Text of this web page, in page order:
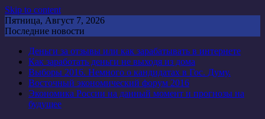
Skip to content
Пятница, Август 7, 2026
Последние новости
Деньги за отзывы или как зарабатывать в интернете
Как заработать деньги не выходя из дома
Выборы 2016. Немного о кандидатах в Гос. Думу.
Восточный экономический форум 2016
Экономика России на данный момент и прогнозы на
будущее